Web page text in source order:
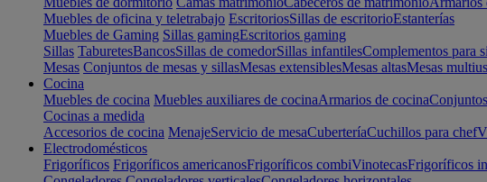
Muebles de oficina y teletrabajo EscritoriosSillas de escritorioEstanterías
Muebles de Gaming Sillas gamingEscritorios gaming
Sillas TaburetesBancosSillas de comedorSillas infantilesComplementos para
Mesas Conjuntos de mesas y sillasMesas extensiblesMesas altasMesas
Cocina
Muebles de cocina Muebles auxiliares de cocinaArmarios de cocina
Cocinas a medida
Accesorios de cocina MenajeServicio de mesaCuberteríaCuchillos para chef
Electrodomésticos
Frigoríficos Frigoríficos americanosFrigoríficos combiVinotecasFrigoríficos